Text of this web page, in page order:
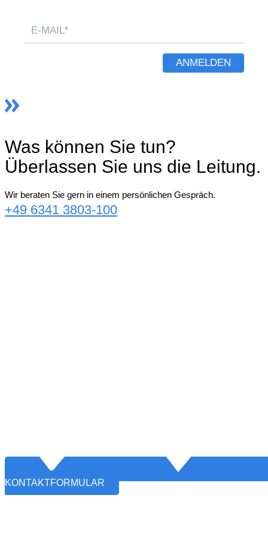
ANMELDEN
Was können Sie tun?
Überlassen Sie uns die Leitung.
Wir beraten Sie gern in einem persönlichen Gespräch.
+49 6341 3803-100
KONTAKTFORMULAR